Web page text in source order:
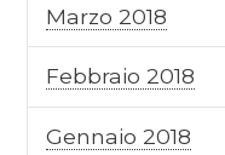
Marzo 2018
Febbraio 2018
Gennaio 2018